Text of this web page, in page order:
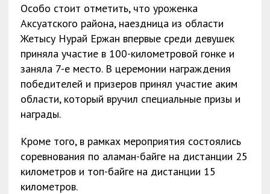
Особо стоит отметить, что уроженка
Аксуатского района, наездница из области
Жетысу Нурай Ержан впервые среди девушек
приняла участие в 100-километровой гонке и
заняла 7-е место. В церемонии награждения
победителей и призеров принял участие аким
области, который вручил специальные призы и
награды.
Кроме того, в рамках мероприятия состоялись
соревнования по аламан-байге на дистанции 25
километров и топ-байге на дистанции 15
километров.